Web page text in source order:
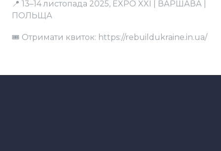
📍 13–14 листопада 2025, EXPO XXI | ВАРШАВА |
ПОЛЬЩА
🎟️ Отримати квиток: https://rebuildukraine.in.ua/